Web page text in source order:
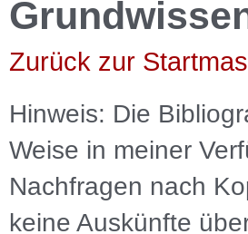
Zurück zur
Hinweis: Die
Weise in meiner
Nachfragen nach
keine Auskünfte